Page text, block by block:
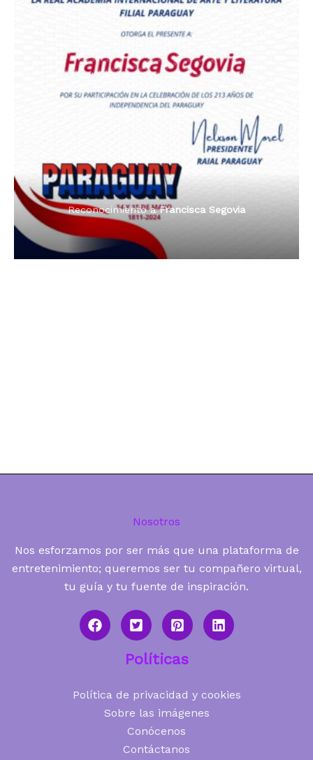
Dama de Oro 2024
Reconocimiento aFrancisca Segovia
Reconocimiento aFrancisca Segovia
Radio Tribuna Abierta
Radio Tribuna Abierta
Radio Oñondivepa Paraguay
Premio Orgullo Paraguayo
Reconocimiento aFrancisca Segovia
Nosotros
Nos esforzamos por ser más que una plataforma de
entretenimiento; queremos ser tu compañero virtual,
tu guía y tu fuente de inspiración.
Políticas
Política de privacidad y cookies
Sobre las imágenes
Conócenos
Contáctanos